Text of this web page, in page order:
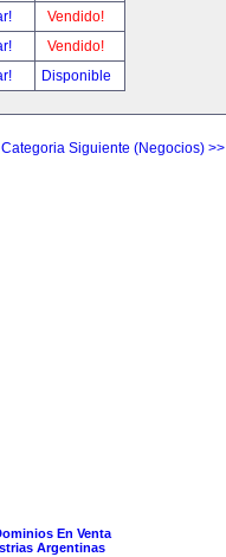
Vendido!
Vendido!
Disponible
Categoria Siguiente (Negocios) >>
En Venta
Argentinas